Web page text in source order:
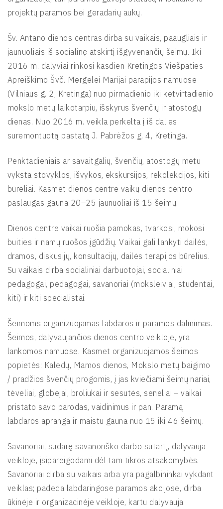
projektų paramos bei geradarių aukų.
Šv. Antano dienos centras dirba su vaikais, paaugliais ir
jaunuoliais iš socialinę atskirtį išgyvenančių šeimų. Iki
2016 m. dalyviai rinkosi kasdien Kretingos Viešpaties
Apreiškimo Švč. Mergelei Marijai parapijos namuose
(Vilniaus g. 2, Kretinga) nuo pirmadienio iki ketvirtadienio
mokslo metų laikotarpiu, išskyrus švenčių ir atostogų
dienas. Nuo 2016 m. veikla perkelta į iš dalies
suremontuotą pastatą J. Pabrėžos g. 4, Kretinga.
Penktadieniais ar savaitgalių, švenčių, atostogų metu
vyksta stovyklos, išvykos, ekskursijos, rekolekcijos, kiti
būreliai. Kasmet dienos centre vaikų dienos centro
paslaugas gauna 20–25 jaunuoliai iš 15 šeimų.
Dienos centre vaikai ruošia pamokas, tvarkosi, mokosi
buities ir namų ruošos įgūdžių. Vaikai gali lankyti dailės,
dramos, diskusijų, konsultacijų, dailės terapijos būrelius.
Su vaikais dirba socialiniai darbuotojai, socialiniai
pedagogai, pedagogai, savanoriai (moksleiviai, studentai,
kiti) ir kiti specialistai.
Šeimoms organizuojamas labdaros ir paramos dalinimas.
Šeimos, dalyvaujančios dienos centro veikloje, yra
lankomos namuose. Kasmet organizuojamos šeimos
popietės: Kalėdų, Mamos dienos, Mokslo metų baigimo
/ pradžios švenčių progomis, į jas kviečiami šeimų nariai,
tėveliai, globėjai, broliukai ir sesutės, seneliai – vaikai
pristato savo parodas, vaidinimus ir pan. Paramą
labdaros apranga ir maistu gauna nuo 15 iki 46 šeimų.
Savanoriai, sudarę savanoriško darbo sutartį, dalyvauja
veikloje, įsipareigodami dėl tam tikros atsakomybės.
Savanoriai dirba su vaikais arba yra pagalbininkai vykdant
veiklas; padeda labdaringose paramos akcijose, dirba
ūkinėje ir organizacinėje veikloje, kartu dalyvauja